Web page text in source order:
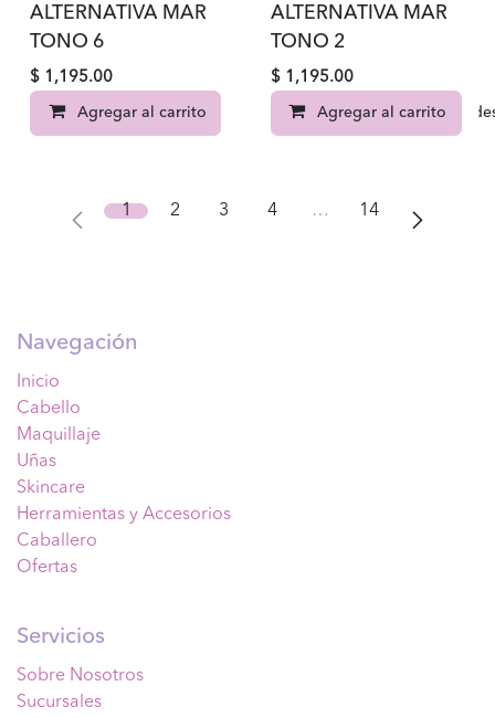
ALTERNATIVA MAR
TONO 6
$ 1,195.00
Agregar al carrito Agregar a la lista de
ALTERNATIVA MAR
TONO 2
$ 1,195.00
Agregar al carrito
1 2 3 4 … 14
Navegación
Inicio
Cabello
Maquillaje
Uñas
Skincare
Herramientas y Accesorios
Caballero
Ofertas
Servicios
Sobre Nosotros
Sucursales